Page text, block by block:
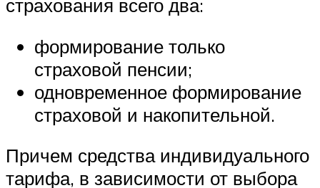
страхования всего два:
формирование только
страховой пенсии;
одновременное формирование
страховой и накопительной.
Причем средства индивидуального
тарифа, в зависимости от выбора